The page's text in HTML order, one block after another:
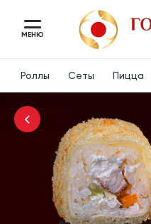
МЕНЮ
Роллы Сеты Пицца